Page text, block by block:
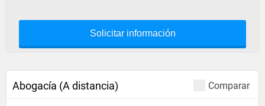
Solicitar información
Comparar
Abogacía (A distancia)